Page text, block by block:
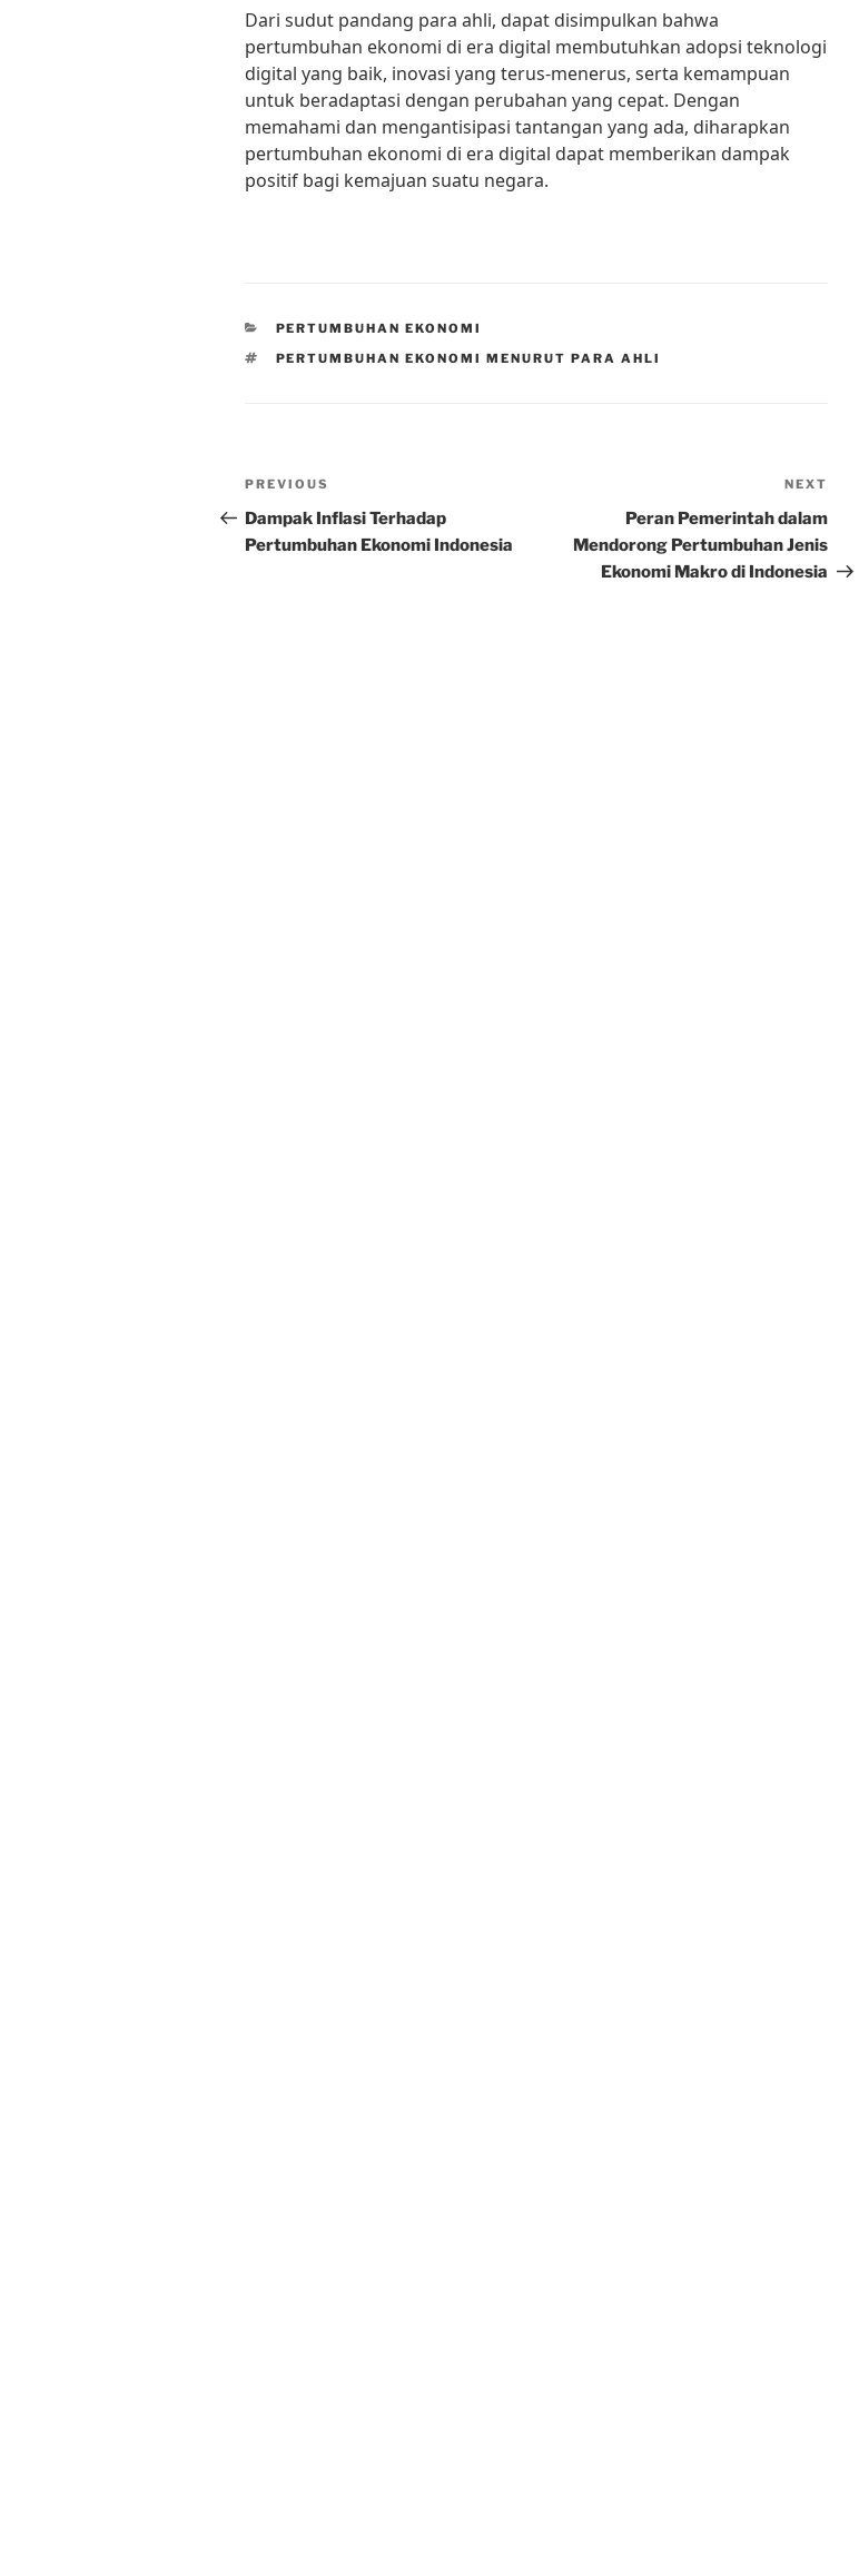
Dari sudut pandang para ahli, dapat disimpulkan bahwa
pertumbuhan ekonomi di era digital membutuhkan adopsi teknologi
digital yang baik, inovasi yang terus-menerus, serta kemampuan
untuk beradaptasi dengan perubahan yang cepat. Dengan
memahami dan mengantisipasi tantangan yang ada, diharapkan
pertumbuhan ekonomi di era digital dapat memberikan dampak
positif bagi kemajuan suatu negara.
CATEGORIES
PERTUMBUHAN EKONOMI
TAGS
PERTUMBUHAN EKONOMI MENURUT PARA AHLI
Post
navigation
Previous
Post
PREVIOUS
Dampak Inflasi Terhadap
Pertumbuhan Ekonomi Indonesia
Post
NEXT
Peran Pemerintah dalam
Mendorong Pertumbuhan Jenis
Ekonomi Makro di Indonesia